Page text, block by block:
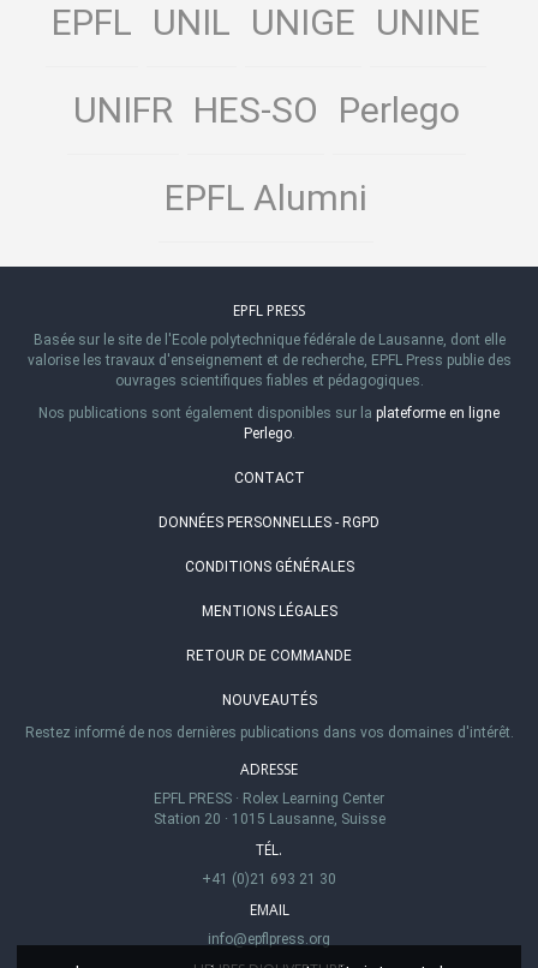
EPFL UNIL UNIGE UNINE
UNIFR HES-SO Perlego
EPFL Alumni
EPFL PRESS
Basée sur le site de l'Ecole polytechnique fédérale de Lausanne, dont elle
valorise les travaux d'enseignement et de recherche, EPFL Press publie des
ouvrages scientifiques fiables et pédagogiques.
Nos publications sont également disponibles sur la plateforme en ligne
Perlego.
CONTACT
DONNÉES PERSONNELLES - RGPD
CONDITIONS GÉNÉRALES
MENTIONS LÉGALES
RETOUR DE COMMANDE
NOUVEAUTÉS
Restez informé de nos dernières publications dans vos domaines d'intérêt.
ADRESSE
EPFL PRESS · Rolex Learning Center
Station 20 · 1015 Lausanne, Suisse
TÉL.
+41 (0)21 693 21 30
EMAIL
info@epflpress.org